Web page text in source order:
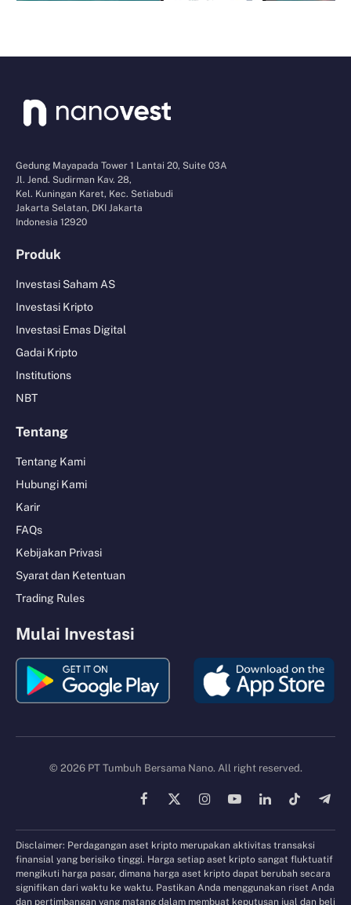
Gedung Mayapada Tower 1 Lantai 20, Suite 03A
Jl. Jend. Sudirman Kav. 28,
Kel. Kuningan Karet, Kec. Setiabudi
Jakarta Selatan, DKI Jakarta
Indonesia 12920
Produk
Investasi Saham AS
Investasi Kripto
Investasi Emas Digital
Gadai Kripto
Institutions
NBT
Tentang
Tentang Kami
Hubungi Kami
Karir
FAQs
Kebijakan Privasi
Syarat dan Ketentuan
Trading Rules
Mulai Investasi
© 2026 PT Tumbuh Bersama Nano. All right reserved.
Facebook
X
InstagramYouTubeLinkedInTikTok
Disclaimer: Perdagangan aset kripto merupakan aktivitas transaksi
finansial yang berisiko tinggi. Harga setiap aset kripto sangat fluktuatif
mengikuti harga pasar, dimana harga aset kripto dapat berubah secara
signifikan dari waktu ke waktu. Pastikan Anda menggunakan riset Anda
dan pertimbangan yang matang dalam membuat keputusan jual dan beli